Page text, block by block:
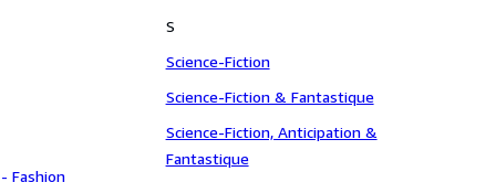
Fashion
S
Science-Fiction
Science-Fiction & Fantastique
Science-Fiction, Anticipation &
Fantastique